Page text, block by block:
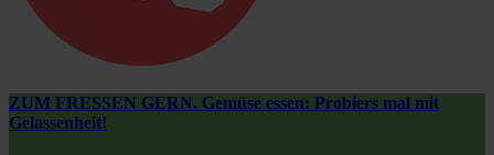
ZUM FRESSEN GERN. Gemüse essen: Probiers mal mit
Gelassenheit!